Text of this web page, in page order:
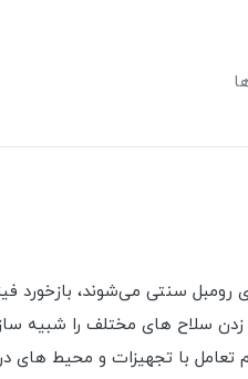
رومبل سنتی می‌شوند،
سلاح های مختلف را شبیه
با تجهیزات و محیط های